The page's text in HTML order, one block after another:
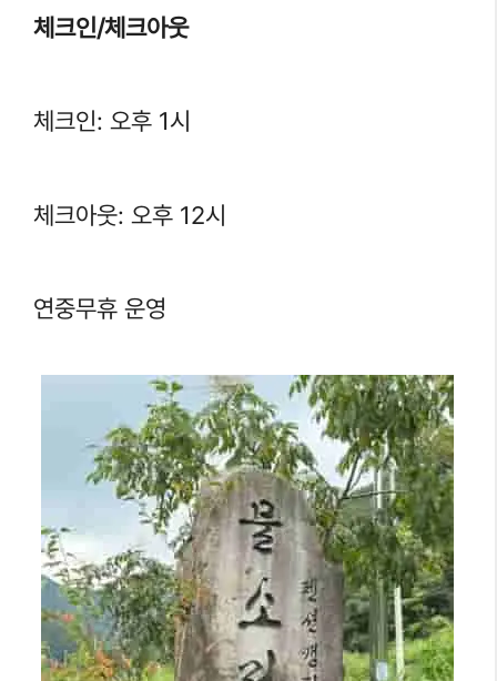
체크인/체크아웃
체크인: 오후 1시
체크아웃: 오후 12시
연중무휴 운영